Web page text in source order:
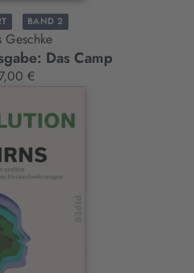
BAND 2
Geschke
Das Camp
€